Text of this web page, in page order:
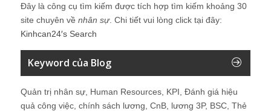
Đây là công cụ tìm kiếm được tích hợp tìm kiếm khoảng 30
site chuyên về nhân sự. Chi tiết vui lòng click tại đây:
Kinhcan24′s Search
Keyword của Blog
Quản trị nhân sự, Human Resources, KPI, Đánh giá hiệu
quả công việc, chính sách lương, CnB, lương 3P, BSC, Thẻ